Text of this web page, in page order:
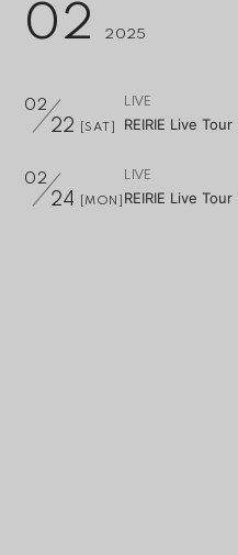
02 2025
02
22 [SAT]
LIVE
REIRIE Live
02
24 [MON]
LIVE
REIRIE Live